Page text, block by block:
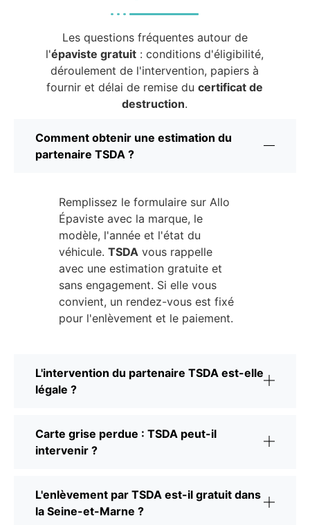
Les questions fréquentes autour de
l'épaviste gratuit : conditions d'éligibilité,
déroulement de l'intervention, papiers à
fournir et délai de remise ducertificat de
destruction.
Comment obtenir une estimation du
partenaire TSDA ?
Remplissez le formulaire sur Allo
Épaviste avec la marque, le
modèle, l'année et l'état du
véhicule. TSDA vous rappelle
avec une estimation gratuite et
sans engagement. Si elle vous
convient, un rendez-vous est fixé
pour l'enlèvement et le paiement.
L'intervention du partenaire TSDA est-elle
légale ?
Carte grise perdue : TSDA peut-il
intervenir ?
L'enlèvement par TSDA est-il gratuit dans
la Seine-et-Marne ?